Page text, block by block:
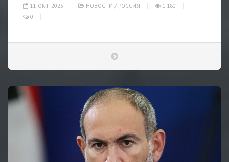
11-ОКТ-2023 НОВОСТИ / РОССИЯ
1 180
0